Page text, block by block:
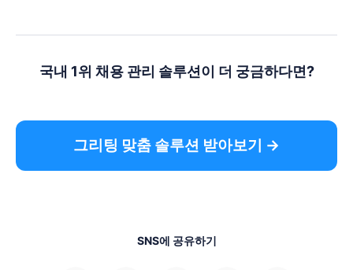
국내 1위 채용 관리 솔루션이 더 궁금하다면?
그리팅 맞춤 솔루션 받아보기 →
SNS에 공유하기